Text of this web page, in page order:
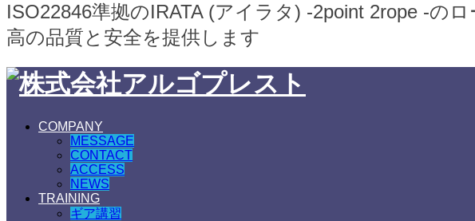
ISO22846準拠のIRATA (アイラタ) -2point 2rope -の
高の品質と安全を提供します
COMPANY
MESSAGE
CONTACT
ACCESS
NEWS
TRAINING
ギア講習